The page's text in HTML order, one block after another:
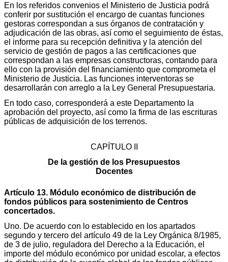
En los referidos convenios el Ministerio de Justicia podrá
conferir por sustitución el encargo de cuantas funciones
gestoras correspondan a sus órganos de contratación y
adjudicación de las obras, así como el seguimiento de éstas,
el informe para su recepción definitiva y la atención del
servicio de gestión de pagos a las certificaciones que
correspondan a las empresas constructoras, contando para
ello con la provisión del financiamiento que comprometa el
Ministerio de Justicia. Las funciones interventoras se
desarrollarán con arreglo a la Ley General Presupuestaria.
En todo caso, corresponderá a este Departamento la
aprobación del proyecto, así como la firma de las escrituras
públicas de adquisición de los terrenos.
CAPÍTULO II
De la gestión de los Presupuestos
Docentes
Artículo 13. Módulo económico de distribución de
fondos públicos para sostenimiento de Centros
concertados.
Uno. De acuerdo con lo establecido en los apartados
segundo y tercero del artículo 49 de la Ley Orgánica 8/1985,
de 3 de julio, reguladora del Derecho a la Educación, el
importe del módulo económico por unidad escolar, a efectos